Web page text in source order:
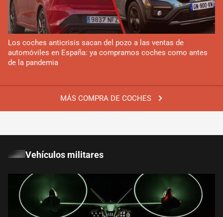
MÁS COMPRA DE COCHES
Los coches anticrisis sacan del pozo a las ventas de
automóviles en España: ya compramos coches como antes
de la pandemia
Vehículos militares